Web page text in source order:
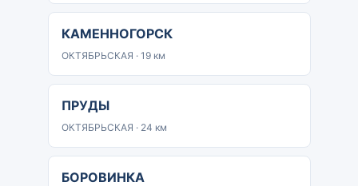
КАМЕННОГОРСК
ОКТЯБРЬСКАЯ · 19 км
ПРУДЫ
ОКТЯБРЬСКАЯ · 24 км
БОРОВИНКА